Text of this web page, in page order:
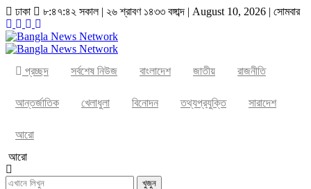
ঢাকা ৮:৪৭:৪৩ সকাল| ২৬ শ্রাবণ ১৪৩৩ বঙ্গাব্দ | August 10, 2026 | সোমবার
প্রচ্ছদ সর্বশেষ নিউজ বাংলাদেশ জাতীয় রাজনীতি
আন্তর্জাতিক খেলাধুলা বিনোদন তথ্যপ্রযুক্তি সারাদেশ
আরো
আরো
খুজুন